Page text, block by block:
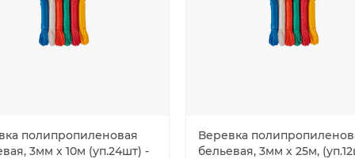
полипропиленовая
3мм х 10м (уп.24шт) -
Веревка
бельевая, 3мм х 25м,